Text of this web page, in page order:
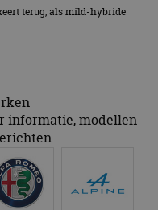
terug, als mild-hybride
informatie, modellen